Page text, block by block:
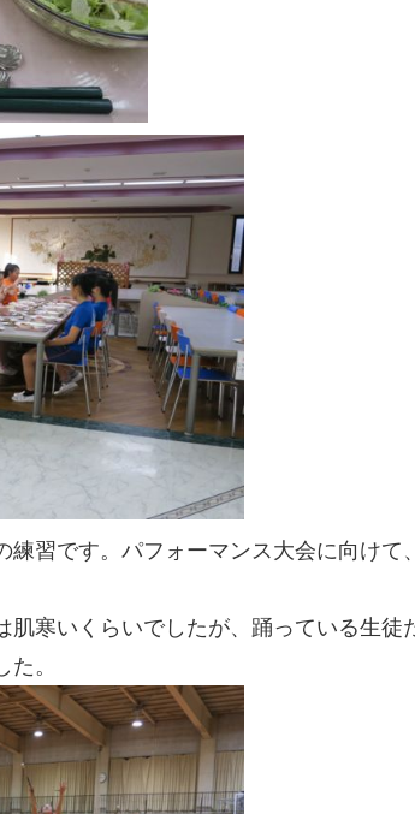
練習です。パフォーマンス大会に向けて
肌寒いくらいでしたが、踊っている生徒
。